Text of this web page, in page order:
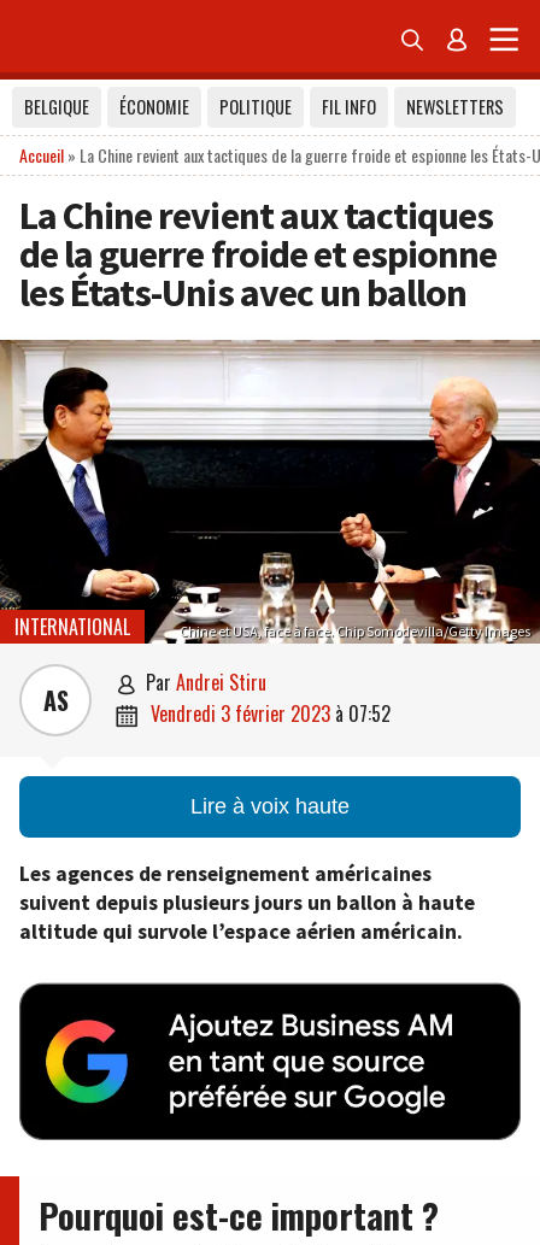
 
BELGIQUE ÉCONOMIE POLITIQUE FIL INFO
NEWSLETTERS
Accueil» La Chine revient aux tactiques de la guerre froide et espionne les États-
La Chine revient aux tactiques
de la guerre froide et espionne
les États-Unis avec un ballon
Chine et USA, face à face. Chip Somodevilla/Getty Images
INTERNATIONAL
AS  par Andrei Stiru
 vendredi 3 février 2023 à 07:52
Lire à voix haute
Les agences de renseignement américaines
suivent depuis plusieurs jours un ballon à haute
altitude qui survole l’espace aérien américain.
Pourquoi est-ce important ?